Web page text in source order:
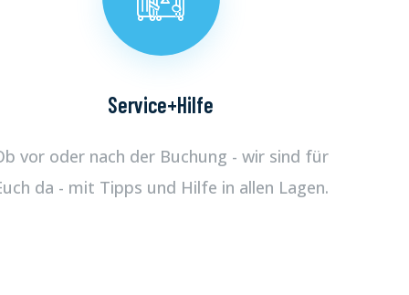
Service+Hilfe
vor oder nach der Buchung - wir sind für
da - mit Tipps und Hilfe in allen Lagen.